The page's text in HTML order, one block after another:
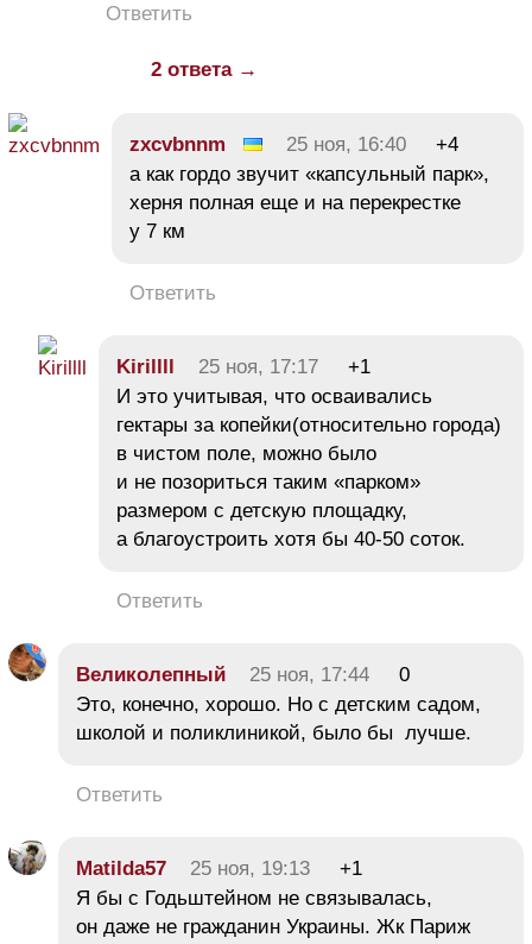
Ответить
2 ответа →
zxcvbnnm 25 ноя, 16:40
+4
а как гордо звучит «капсульный парк»,
херня полная еще и на перекрестке
у 7 км
Ответить
Kirillll 25 ноя, 17:17
+1
И это учитывая, что осваивались
гектары за копейки(относительно города)
в чистом поле, можно было
и не позориться таким «парком»
размером с детскую площадку,
а благоустроить хотя бы 40-50 соток.
Ответить
Великолепный 25 ноя, 17:44
0
Это, конечно, хорошо. Но с детским садом,
школой и поликлиникой, было бы лучше.
Ответить
Matilda57 25 ноя, 19:13
+1
Я бы с Годьштейном не связывалась,
он даже не гражданин Украины. Жк Париж